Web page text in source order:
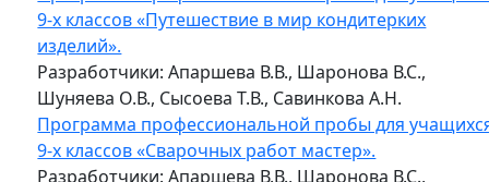
9-х классов «Путешествие в мир кондитерких
изделий».
Разработчики: Апаршева В.В., Шаронова В.С.,
Шуняева О.В., Сысоева Т.В., Савинкова А.Н.
Программа профессиональной пробы для
9-х классов «Сварочных работ мастер».
Разработчики: Апаршева В.В., Шаронова В.С.,